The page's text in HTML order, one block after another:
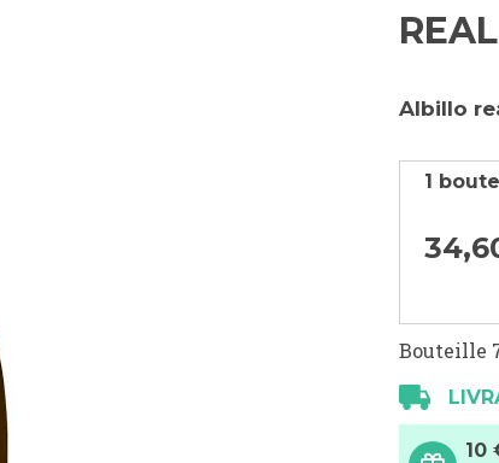
Albillo
1
34,
Bouteille
10